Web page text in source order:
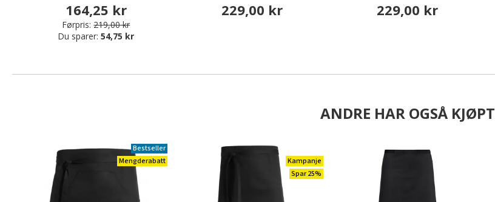
164,25 kr
Førpris: 219,00 kr
Du sparer:54,75 kr
229,00 kr 229,00 kr
ANDRE HAR OGSÅ KJØPT
Bestseller
Mengderabatt
Kampanje
Spar 25%